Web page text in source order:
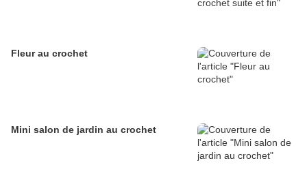
Fleur au crochet
Mini salon de jardin au crochet